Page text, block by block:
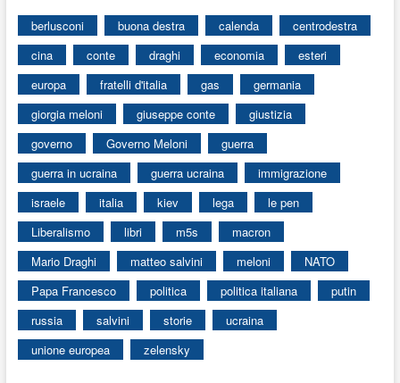
berlusconi buona destra calenda
centrodestra
cina
conte draghi economia
esteri
europa
fratelli d'italia gas
germania
giorgia meloni
giuseppe conte
giustizia
governo
Governo Meloni
guerra
guerra in ucraina
guerra ucraina
immigrazione
israele
italia kiev lega
le pen
Liberalismo
libri m5s
macron
Mario Draghi
matteo salvini meloni
NATO
Papa Francesco
politica politica italiana
putin
russia
salvini storie
ucraina
unione europea
zelensky